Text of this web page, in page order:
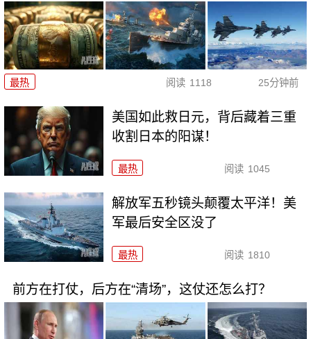
最热 阅读 1118 25分钟前
美国如此救日元，背后藏着三重
收割日本的阳谋！
最热 阅读 1045
解放军五秒镜头颠覆太平洋！美
军最后安全区没了
最热 阅读 1810
前方在打仗，后方在“清场”，这仗还怎么打？